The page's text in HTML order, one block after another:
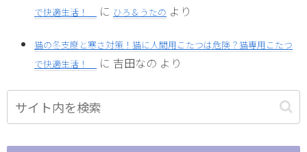
で快適生活！
に ひろ＆うたの より
猫の冬支度と寒さ対策！猫に人間用こたつは危険？猫専用こたつ
で快適生活！
に 吉田なの より